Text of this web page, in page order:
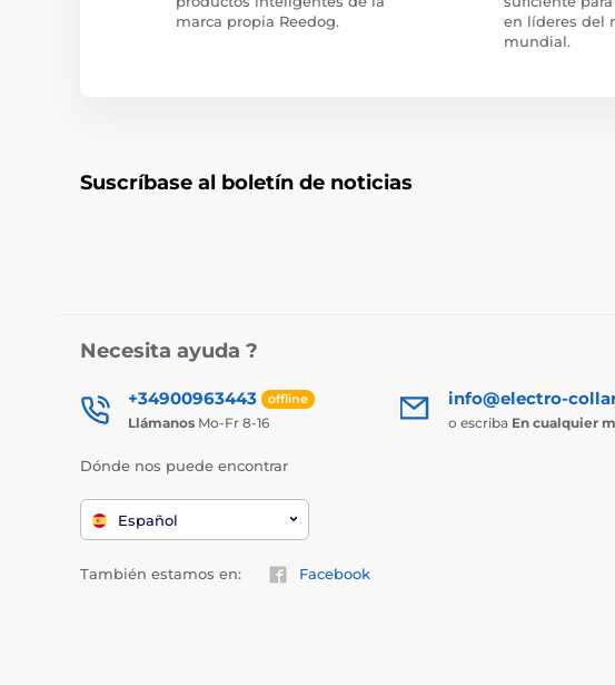
marca propia Reedog.
en líderes del
mundial.
Suscríbase al boletín de noticias
Necesita ayuda ?
+34900963443 offline
Llámanos Mo-Fr 8-16
info@electro-
o escriba En cualquier
Dónde nos puede encontrar
Español
También estamos en: Facebook